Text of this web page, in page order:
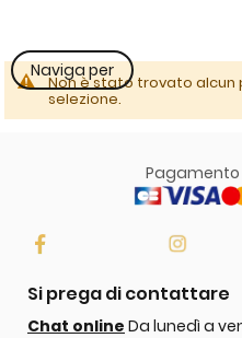
Non è stato trovato
selezione.
Naviga per
Pagamento
Si prega di contattare
Chat online Da lunedì a